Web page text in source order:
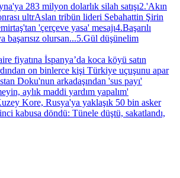
283 milyon dolarlık silah satışı2.'Akın
ultrAslan tribün lideri Sebahattin Şirin
'çerçeve yasa' mesajı4.Başarılı
başarısız olursan...5.Gül düşünelim
fiyatına İspanya’da koca köyü satın
on binlerce kişi Türkiye uçuşunu apar
Doku'nun arkadaşından 'sus payı'
aylık maddi yardım yapalım'
Kore, Rusya'ya yaklaşık 50 bin asker
kabusa döndü: Tünele düştü, sakatlandı,